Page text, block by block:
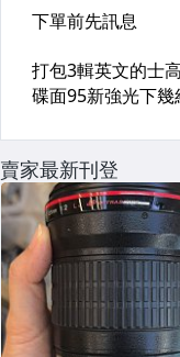
賣家最新刊登